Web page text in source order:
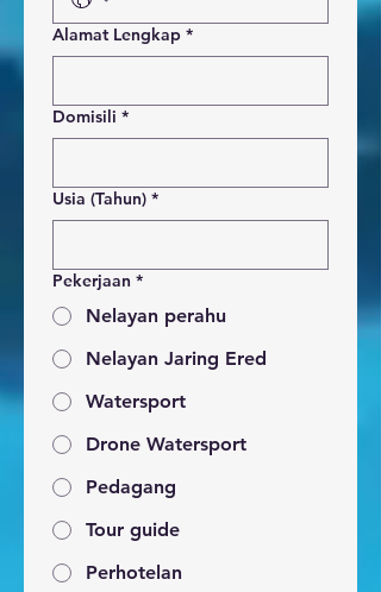
Alamat Lengkap *
Domisili *
Usia (Tahun) *
Pekerjaan *
Nelayan perahu
Nelayan Jaring Ered
Watersport
Drone Watersport
Pedagang
Tour guide
Perhotelan